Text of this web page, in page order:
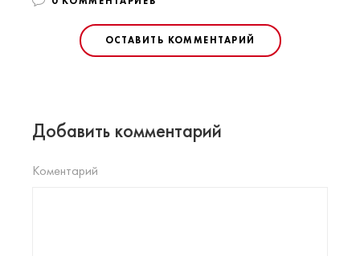
ОСТАВИТЬ КОММЕНТАРИЙ
Добавить комментарий
Коментарий